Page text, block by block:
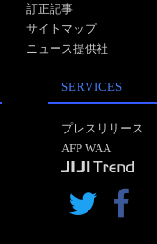
訂正記事
サイトマップ
ニュース提供社
SERVICES
プレスリリース
AFP WAA